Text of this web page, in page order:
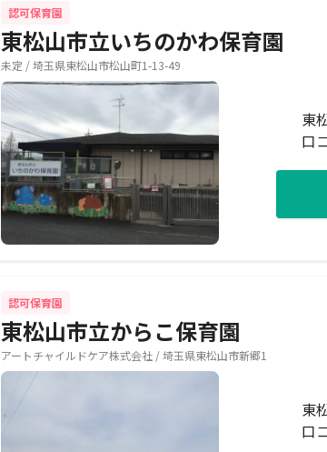
認可保育園
東松山市立いちのかわ保育園
未定 / 埼玉県東松山市松山町1-13-49
東
口
認可保育園
東松山市立からこ保育園
アートチャイルドケア株式会社 / 埼玉県東松山市新郷1
東
口